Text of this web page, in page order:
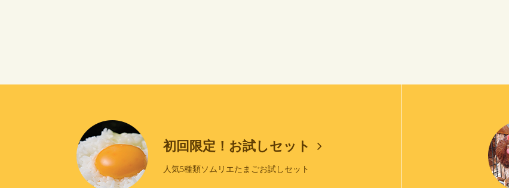
初回限定！お試しセット
人気5種類ソムリエたまごお試しセット